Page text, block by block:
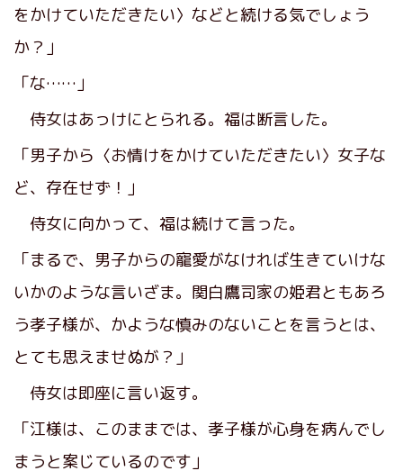
をかけていただきたい〉などと続ける気でしょう
か？」
「な……」
侍女はあっけにとられる。福は断言した。
「男子から〈お情けをかけていただきたい〉女子な
ど、存在せず！」
侍女に向かって、福は続けて言った。
「まるで、男子からの寵愛がなければ生きていけな
いかのような言いざま。関白鷹司家の姫君ともあろ
う孝子様が、かような慎みのないことを言うとは、
とても思えませぬが？」
侍女は即座に言い返す。
「江様は、このままでは、孝子様が心身を病んでし
まうと案じているのです」